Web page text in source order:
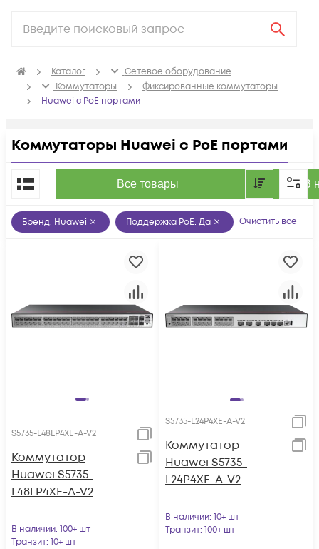
Каталог
Сетевое оборудование
Коммутаторы
Фиксированные коммутаторы
Huawei с PoE портами
Коммутаторы Huawei с PoE портами
Все товары В
По популярности
Бренд: Huawei Поддержка PoE: Да Очистить всё
S5735-L48LP4XE-A-V2
Коммутатор
Huawei S5735-
L48LP4XE-A-V2
В наличии: 100+ шт
Транзит: 10+ шт
S5735-L24P4XE-A-V2
Коммутатор
Huawei S5735-
L24P4XE-A-V2
В наличии: 10+ шт
Транзит: 100+ шт